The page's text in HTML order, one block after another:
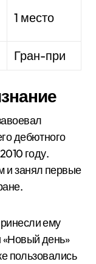
1 место
Гран-при
дебютного
году.
и занял первые
ему
день»
пользовались